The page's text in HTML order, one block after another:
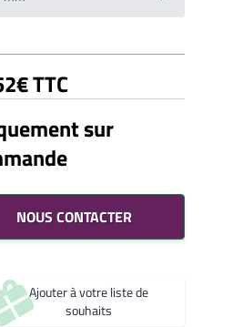
Mars 2525 Sablé
Gris 2900 Sablé
Bleu 2600 Sablé
YW360F
TTC
sur
NOUS CONTACTER
liste de souhaits
Ajouter à votre liste de
souhaits